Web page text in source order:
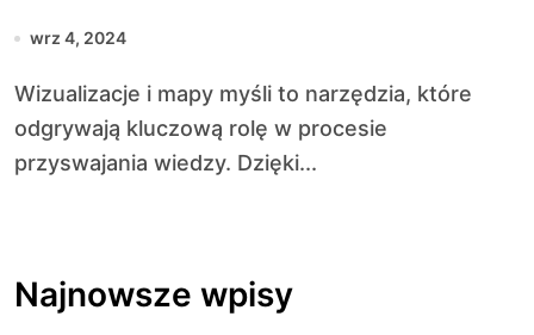
wrz 4, 2024
Wizualizacje i mapy myśli to narzędzia, które
odgrywają kluczową rolę w procesie
przyswajania wiedzy. Dzięki...
Najnowsze wpisy